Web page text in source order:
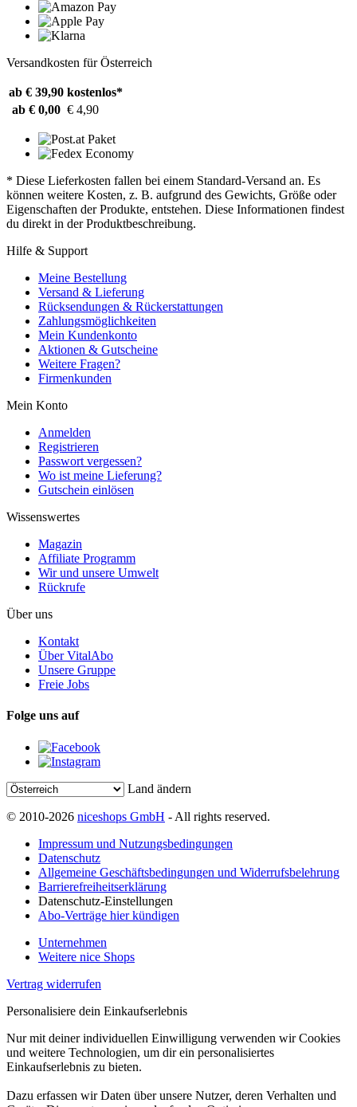
Versandkosten für Österreich
ab € 39,90 kostenlos*
ab € 0,00 € 4,90
* Diese Lieferkosten fallen bei einem Standard-Versand an. Es
können weitere Kosten, z. B. aufgrund des Gewichts, Größe oder
Eigenschaften der Produkte, entstehen. Diese Informationen findest
du direkt in der Produktbeschreibung.
Hilfe & Support
Meine Bestellung
Versand & Lieferung
Rücksendungen & Rückerstattungen
Zahlungsmöglichkeiten
Mein Kundenkonto
Aktionen & Gutscheine
Weitere Fragen?
Firmenkunden
Mein Konto
Anmelden
Registrieren
Passwort vergessen?
Wo ist meine Lieferung?
Gutschein einlösen
Wissenswertes
Magazin
Affiliate Programm
Wir und unsere Umwelt
Rückrufe
Über uns
Kontakt
Über VitalAbo
Unsere Gruppe
Freie Jobs
Folge uns auf
Land ändern
© 2010-2026 niceshops GmbH - All rights reserved.
Impressum und Nutzungsbedingungen
Datenschutz
Allgemeine Geschäftsbedingungen und Widerrufsbelehrung
Barrierefreiheitserklärung
Datenschutz-Einstellungen
Abo-Verträge hier kündigen
Unternehmen
Weitere nice Shops
Vertrag widerrufen
Personalisiere dein Einkaufserlebnis
Nur mit deiner individuellen Einwilligung verwenden wir Cookies
und weitere Technologien, um dir ein personalisiertes
Einkaufserlebnis zu bieten.
Dazu erfassen wir Daten über unsere Nutzer, deren Verhalten und